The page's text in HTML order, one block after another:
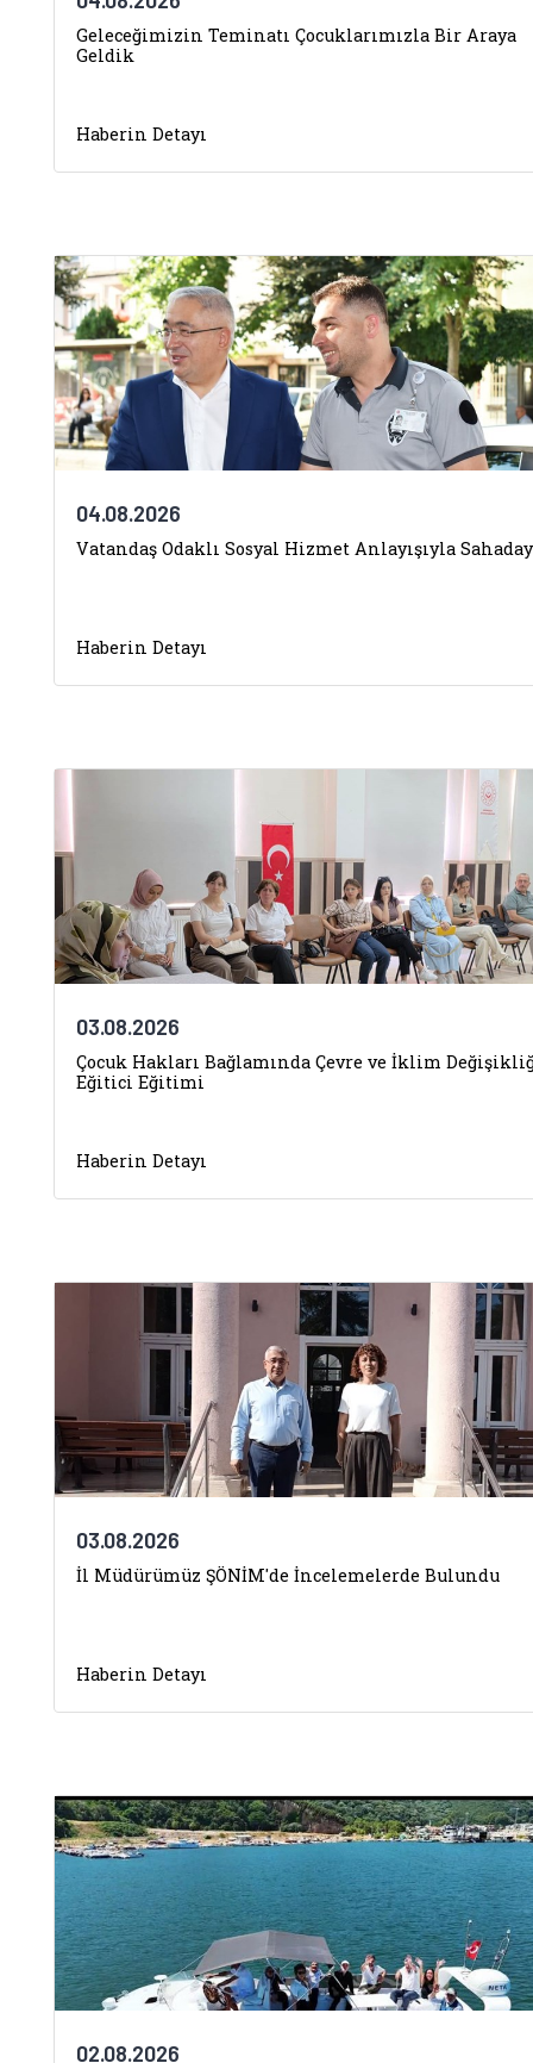
Geleceğimizin Teminatı Çocuklarımızla Bir Araya
Geldik
Haberin Detayı
04.08.2026
Vatandaş Odaklı Sosyal Hizmet Anlayışıyla
Haberin Detayı
03.08.2026
Çocuk Hakları Bağlamında Çevre ve İklim
Eğitici Eğitimi
Haberin Detayı
03.08.2026
İl Müdürümüz ŞÖNİM'de İncelemelerde Bulundu
Haberin Detayı
02.08.2026